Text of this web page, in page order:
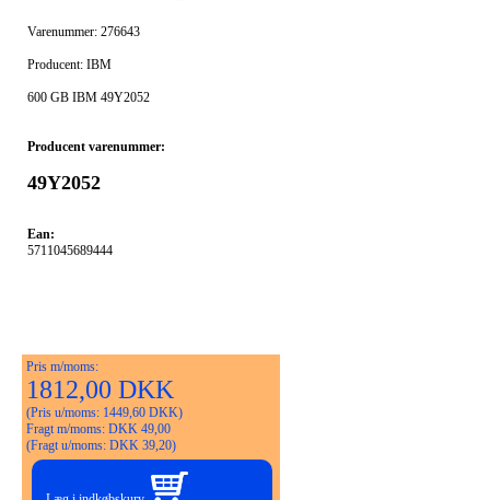
Varenummer: 276643
Producent: IBM
600 GB IBM 49Y2052
Producent varenummer:
49Y2052
Ean:
5711045689444
Pris m/moms:
1812,00 DKK
(Pris u/moms: 1449,60 DKK)
Fragt m/moms: DKK 49,00
(Fragt u/moms: DKK 39,20)